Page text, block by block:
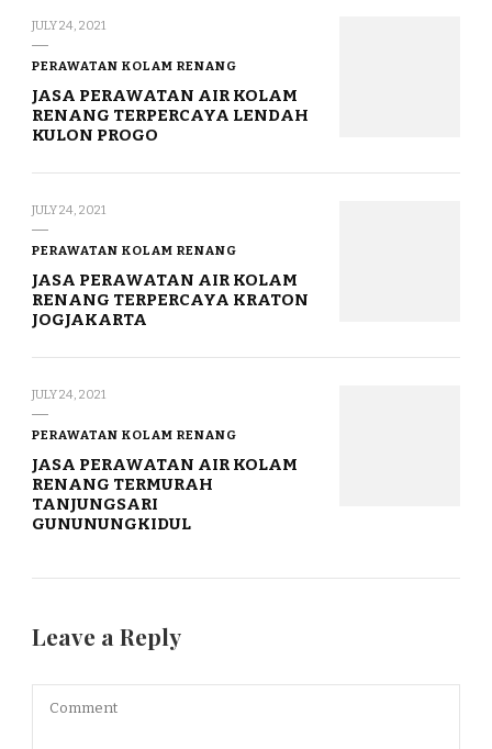
JULY 24, 2021
PERAWATAN KOLAM RENANG
JASA PERAWATAN AIR KOLAM
RENANG TERPERCAYA LENDAH
KULON PROGO
JULY 24, 2021
PERAWATAN KOLAM RENANG
JASA PERAWATAN AIR KOLAM
RENANG TERPERCAYA KRATON
JOGJAKARTA
JULY 24, 2021
PERAWATAN KOLAM RENANG
JASA PERAWATAN AIR KOLAM
RENANG TERMURAH
TANJUNGSARI
GUNUNUNGKIDUL
Leave a Reply